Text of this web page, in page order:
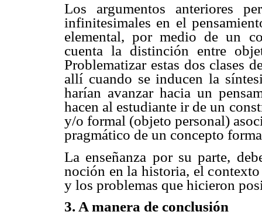
Los argumentos anteriores
infinitesimales en el
elemental, por medio de un
cuenta la distinción entre
Problematizar estas dos clases
allí cuando se inducen la
harían avanzar hacia un
hacen al estudiante ir de un
y/o formal (objeto personal)
pragmático de un concepto
La enseñanza por su parte,
noción en la historia, el
y los problemas que hicieron
3. A manera de conclusión